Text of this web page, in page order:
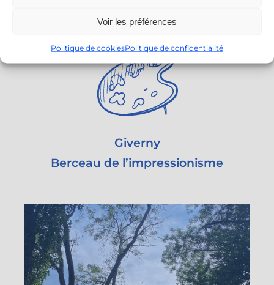
Voir les préférences
Politique de cookiesPolitique de confidentialité
Giverny
Berceau de l’impressionisme